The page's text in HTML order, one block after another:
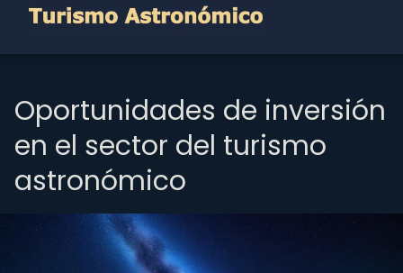
Oportunidades de inversión
en el sector del turismo
astronómico